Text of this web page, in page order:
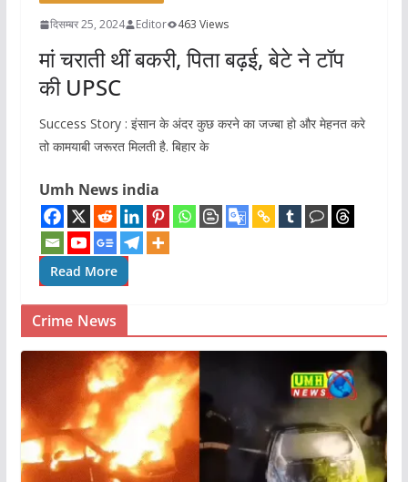
दिसम्बर 25, 2024 Editor 463 Views
मां चराती थीं बकरी, पिता बढ़ई, बेटे ने टॉप
की UPSC
Success Story : इंसान के अंदर कुछ करने का जज्बा हो और मेहनत करे
तो कामयाबी जरूरत मिलती है. बिहार के
Umh News india
Read More
Crime News